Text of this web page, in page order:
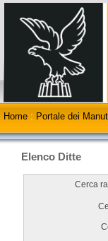
Home : Portale dei
Elenco Ditte
Cerca